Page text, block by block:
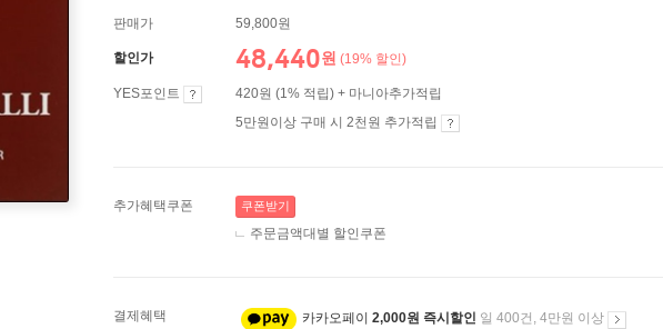
판매가 59,800원
할인가 48,440원 (19% 할인)
YES포인트
420원 (1% 적립) + 마니아추가적립
5만원이상 구매 시 2천원 추가적립
추가혜택쿠폰 쿠폰받기
주문금액대별 할인쿠폰
결제혜택 카카오페이 2,000원 즉시할인 일 400건, 4만원 이상